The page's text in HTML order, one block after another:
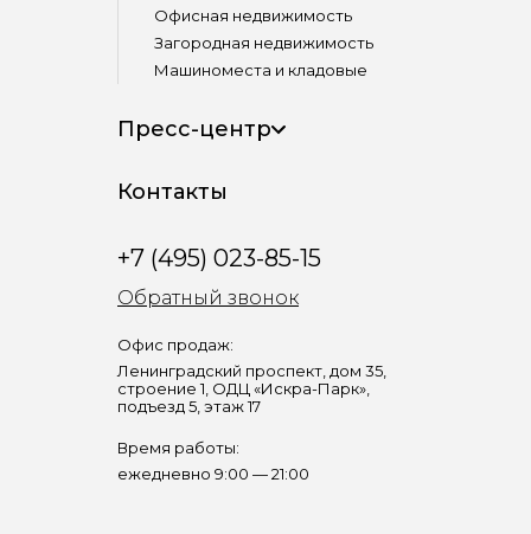
Офисная недвижимость
Загородная недвижимость
Машиноместа и кладовые
Пресс-центр
Контакты
+7 (495) 023-85-15
Обратный звонок
Офис продаж:
Ленинградский проспект, дом 35,
строение 1, ОДЦ «Искра-Парк»,
подъезд 5, этаж 17
Время работы:
ежедневно 9:00 — 21:00